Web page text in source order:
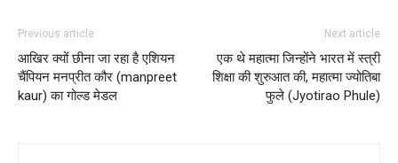
Previous article
आखिर क्यों छीना जा रहा है एशियन
चैंपियन मनप्रीत कौर (manpreet
kaur) का गोल्ड मेडल
Next article
एक थे महात्मा जिन्होंने भारत में स्त्री
शिक्षा की शुरुआत की, महात्मा ज्‍योतिबा
फुले (Jyotirao Phule)